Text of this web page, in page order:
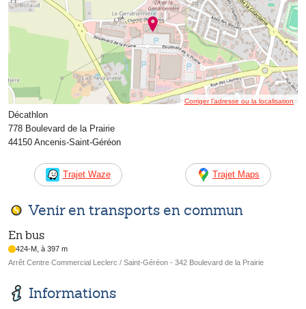
Corriger l’adresse ou la localisation
Décathlon
778 Boulevard de la Prairie
44150 Ancenis-Saint-Géréon
Trajet Waze Trajet Maps
Venir en transports en commun
En bus
424-M, à 397 m
Arrêt Centre Commercial Leclerc / Saint-Géréon - 342 Boulevard de la Prairie
Informations